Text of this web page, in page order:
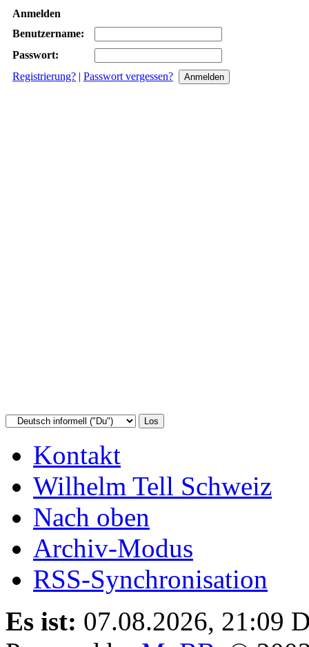
Anmelden
Benutzername:
Passwort:
Registrierung? | Passwort vergessen?
Kontakt
Wilhelm Tell Schweiz
Nach oben
Archiv-Modus
RSS-Synchronisation
Es ist: 07.08.2026, 21:09